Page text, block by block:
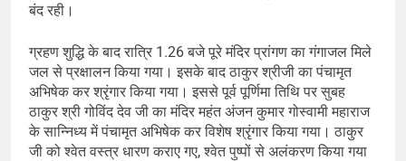
बंद रही।
ग्रहण शुद्धि के बाद रात्रि 1.26 बजे पूरे मंदिर प्रांगण का गंगाजल मिले
जल से प्रक्षालन किया गया। इसके बाद ठाकुर श्रीजी का पंचामृत
अभिषेक कर श्रृंगार किया गया। इससे पूर्व पूर्णिमा तिथि पर सुबह
ठाकुर श्री गोविंद देव जी का मंदिर महंत अंजन कुमार गोस्वामी महाराज
के सान्निध्य में पंचामृत अभिषेक कर विशेष श्रृंगार किया गया। ठाकुर
जी को श्वेत वस्त्र धारण कराए गए, श्वेत पुष्पों से अलंकरण किया गया